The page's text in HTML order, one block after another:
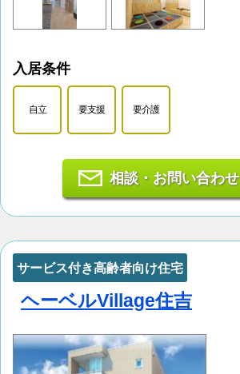
入居条件
自立 要支援 要介護
相談・お問い合わせ
サービス付き高齢者向け住宅
ヘーベルVillage住吉